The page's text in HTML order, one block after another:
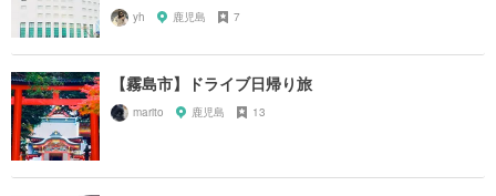
yh 鹿児島 7
【霧島市】ドライブ日帰り旅
marito 鹿児島 13